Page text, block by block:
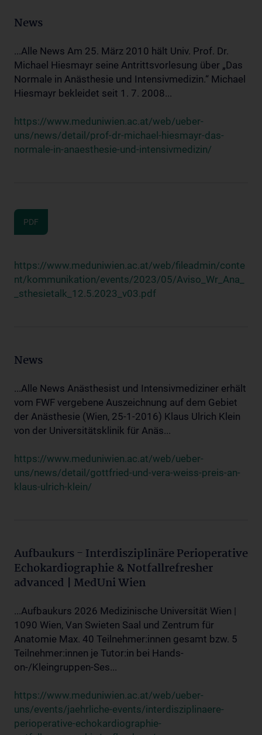
News
...Alle News Am 25. März 2010 hält Univ. Prof. Dr.
Michael Hiesmayr seine Antrittsvorlesung über „Das
Normale in Anästhesie und Intensivmedizin.“ Michael
Hiesmayr bekleidet seit 1. 7. 2008...
https://www.meduniwien.ac.at/web/ueber-
uns/news/detail/prof-dr-michael-hiesmayr-das-
normale-in-anaesthesie-und-intensivmedizin/
PDF
https://www.meduniwien.ac.at/web/fileadmin/conte
nt/kommunikation/events/2023/05/Aviso_Wr_Ana_
_sthesietalk_12.5.2023_v03.pdf
News
...Alle News Anästhesist und Intensivmediziner erhält
vom FWF vergebene Auszeichnung auf dem Gebiet
der Anästhesie (Wien, 25-1-2016) Klaus Ulrich Klein
von der Universitätsklinik für Anäs...
https://www.meduniwien.ac.at/web/ueber-
uns/news/detail/gottfried-und-vera-weiss-preis-an-
klaus-ulrich-klein/
Aufbaukurs - Interdisziplinäre Perioperative
Echokardiographie & Notfallrefresher
advanced | MedUni Wien
...Aufbaukurs 2026 Medizinische Universität Wien |
1090 Wien, Van Swieten Saal und Zentrum für
Anatomie Max. 40 Teilnehmer:innen gesamt bzw. 5
Teilnehmer:innen je Tutor:in bei Hands-
on-/Kleingruppen-Ses...
https://www.meduniwien.ac.at/web/ueber-
uns/events/jaehrliche-events/interdisziplinaere-
perioperative-echokardiographie-